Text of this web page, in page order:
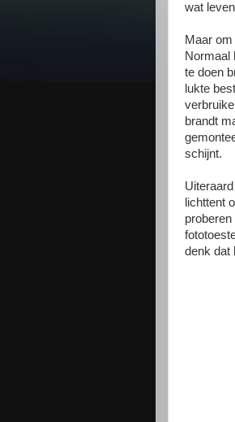
wat
Maar
Normaal
te doen
lukte
brandt
schijnt.
lichttent
denk dat